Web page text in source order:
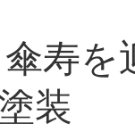
寿
装